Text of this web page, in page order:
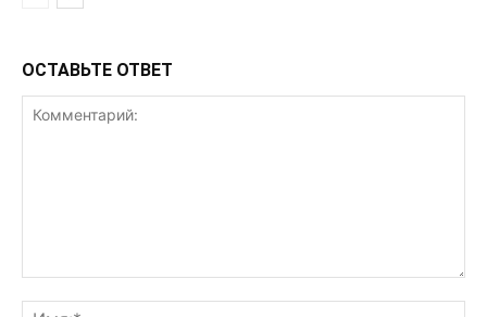
ОСТАВЬТЕ ОТВЕТ